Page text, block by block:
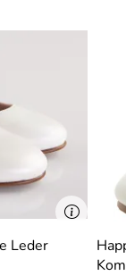
Leder